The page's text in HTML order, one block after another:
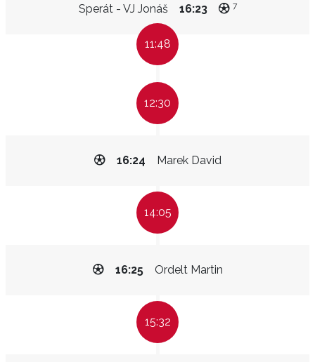
Sperát - VJ Jonáš 16:23 7
11:48
12:30
Marek David
16:24
14:05
Ordelt Martin
16:25
15:32